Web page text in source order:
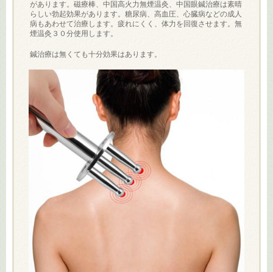
があります。磁療棒、中国高火力無煙温灸、中国眼鍼治療は素晴
らしい勃起効果があります。糖尿病、高血圧、心臓病などの成人
病もあわせて治療します。疲れにくく、体力を回復させます。無
煙温灸３０分使用します。
鍼治療は無くても十分効果はあります。